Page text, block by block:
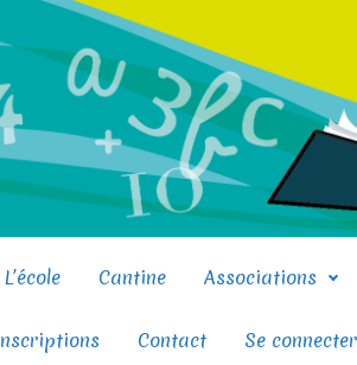
L’école Cantine Associations
Contact Se connecter